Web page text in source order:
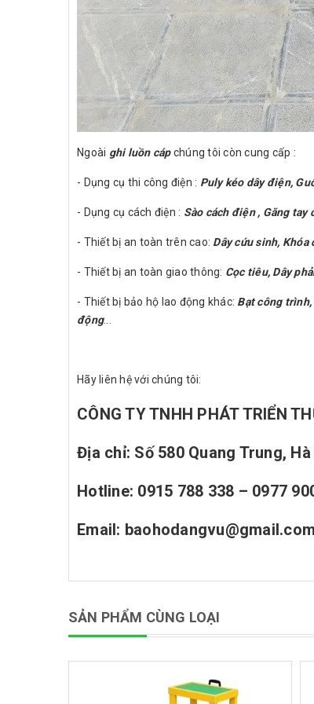
Ngoài ghi luồn cápchúng tôi còn cung cấp :
- Dụng cụ thi công điện : Puly kéo dây điện,
- Dụng cụ cách điện : Sào cách điện , Găng
- Thiết bị an toàn trên cao: Dây cứu sinh, Khóa
- Thiết bị an toàn giao thông: Cọc tiêu, Dây
- Thiết bị bảo hộ lao động khác: Bạt công trình,
động...
Hãy liên hệ với chúng tôi:
CÔNG TY TNHH PHÁT TRIỂN
Địa chỉ: Số 580 Quang Trung,
Hotline: 0915 788 338 – 0977
Email: baohodangvu@gmail.com
SẢN PHẨM CÙNG LOẠI